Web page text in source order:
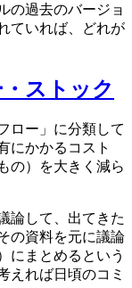
の過去のバージョ
ていれば、どれが
ストック
ロー」に分類して
にかかるコスト
の）を大きく減ら
論して、出てきた
の資料を元に議論
にまとめるという
えれば日頃のコミ